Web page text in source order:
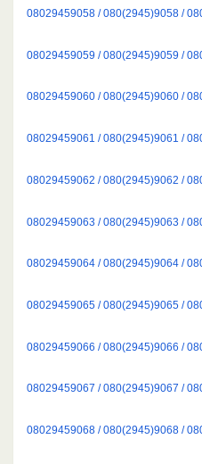
08029459058 / 080(2945)9058 /
08029459059 / 080(2945)9059 /
08029459060 / 080(2945)9060 /
08029459061 / 080(2945)9061 /
08029459062 / 080(2945)9062 /
08029459063 / 080(2945)9063 /
08029459064 / 080(2945)9064 /
08029459065 / 080(2945)9065 /
08029459066 / 080(2945)9066 /
08029459067 / 080(2945)9067 /
08029459068 / 080(2945)9068 /